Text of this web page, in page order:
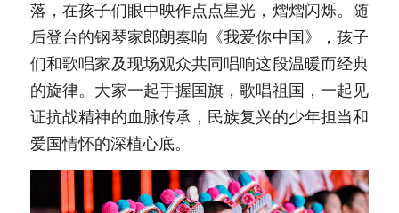
落，在孩子们眼中映作点点星光，熠熠闪烁。随
后登台的钢琴家郎朗奏响《我爱你中国》，孩子
们和歌唱家及现场观众共同唱响这段温暖而经典
的旋律。大家一起手握国旗，歌唱祖国，一起见
证抗战精神的血脉传承，民族复兴的少年担当和
爱国情怀的深植心底。